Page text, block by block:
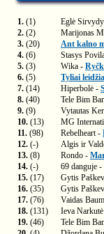
1. (1) Eglė
2. (2) Marijonas
3. (20)
Ant kalno
4. (6) Stasys
5. (3) Wika -
6. (5)
Tyliai
7. (14) Hiperbolė -
8. (40) Tele Bim
9. (9) Vytautas
10. (13) MG
11. (98) Rebelheart -
12. (-) Algis ir
13. (8) Rondo -
14. (-) 69 danguje -
15. (17) Gytis
16. (35) Gytis
17. (76) Vaidas
18. (131) Ieva
19. (46) Tele Bim